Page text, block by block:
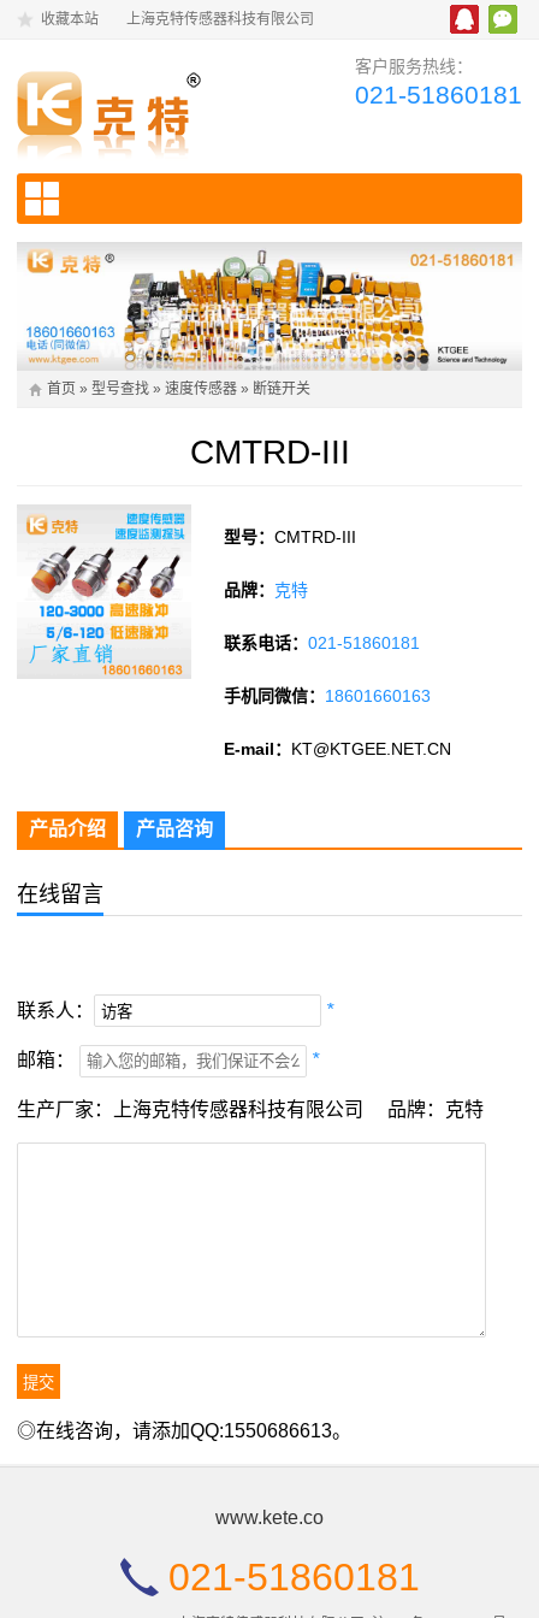
收藏本站 上海克特传感器科技有限公司
客户服务热线：
021-51860181
首页 » 型号查找 » 速度传感器 » 断链开关
CMTRD-III
型号：CMTRD-III
品牌： 克特
联系电话：021-51860181
手机同微信： 18601660163
E-mail： KT@KTGEE.NET.CN
产品介绍 产品咨询
在线留言
联系人： *
邮箱： *
生产厂家：上海克特传感器科技有限公司 品牌：克特
◎在线咨询，请添加QQ:1550686613。
www.kete.co
021-51860181